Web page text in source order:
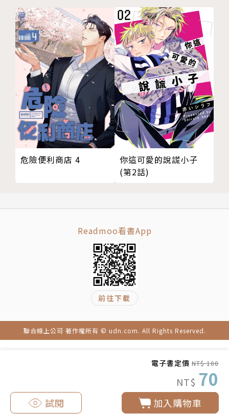
電子書定價 NT$ 100
NT$ 70
加入購物車
試閱
危險便利商店 4
你這可愛的說謊小子
(第2話)
Readmoo看書App
前往下載
聯合線上公司 著作權所有 © udn.com. All Rights Reserved.